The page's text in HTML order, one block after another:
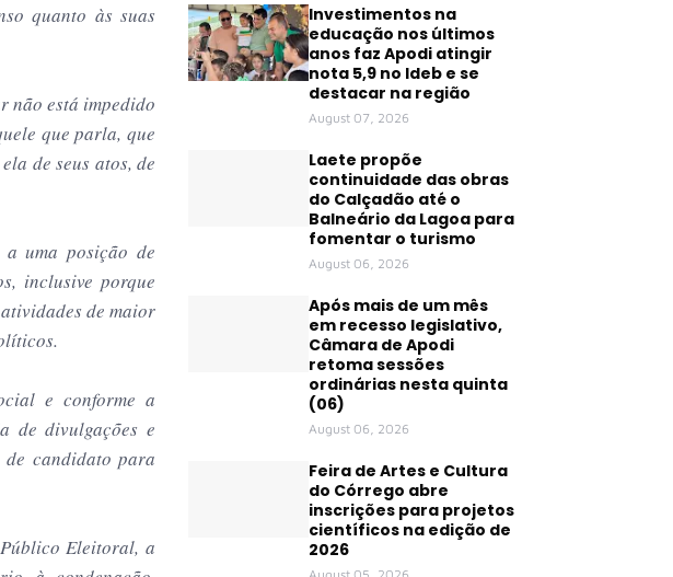
quanto às suas
não está impedido
que parla, que
de seus atos, de
uma posição de
inclusive porque
de maior
e conforme a
de divulgações e
de candidato para
Eleitoral, a
Investimentos na
educação nos últimos
anos faz Apodi atingir
nota 5,9 no Ideb e se
destacar na região
August 07, 2026
Laete propõe
continuidade das obras
do Calçadão até o
Balneário da Lagoa para
fomentar o turismo
August 06, 2026
Após mais de um mês
em recesso legislativo,
Câmara de Apodi
retoma sessões
ordinárias nesta quinta
(06)
August 06, 2026
Feira de Artes e Cultura
do Córrego abre
inscrições para projetos
científicos na edição de
2026